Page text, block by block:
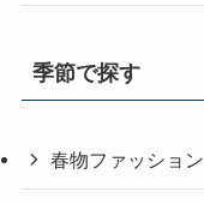
季節で探す
春物ファッション